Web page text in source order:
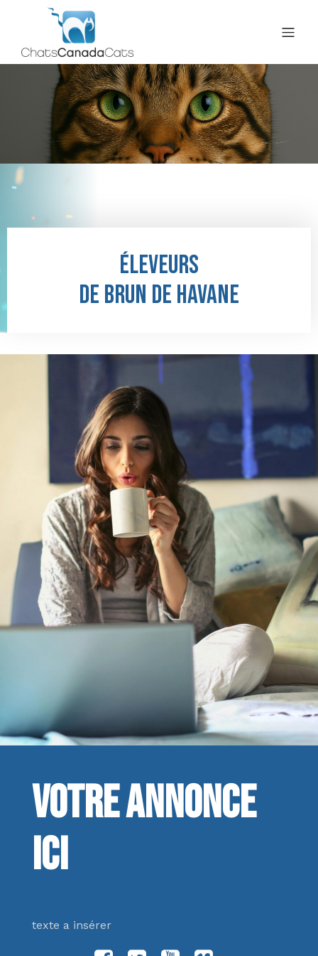
Éleveurs
de brun de havane
Votre annonce
ici
texte a insérer